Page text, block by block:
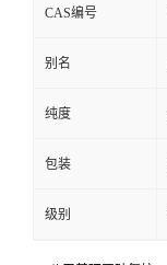
CAS编号
别名
纯度
包装
级别